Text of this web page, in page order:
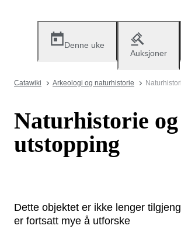
Denne uke
Auksjoner
Catawiki Arkeologi og naturhistorie
Naturhistorie og
utstopping
Dette objektet er ikke lenger
er fortsatt mye å utforske